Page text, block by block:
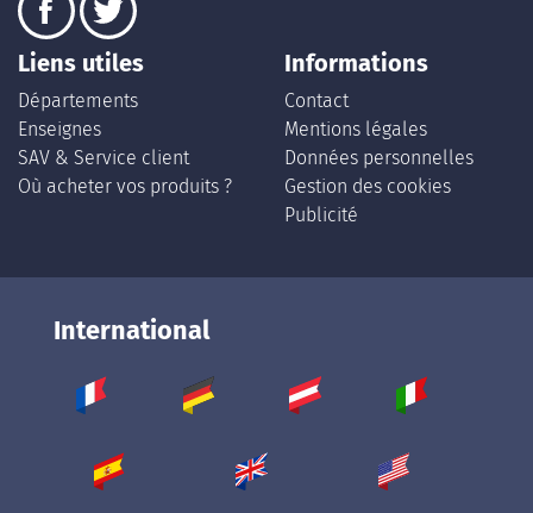
Liens utiles
Départements
Enseignes
SAV & Service client
Où acheter vos produits ?
Informations
Contact
Mentions légales
Données personnelles
Gestion des cookies
Publicité
International